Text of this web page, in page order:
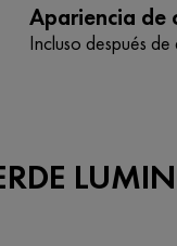
Apariencia de
Incluso después